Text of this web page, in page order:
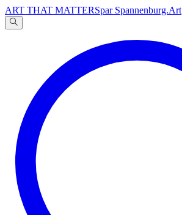
ART THAT MATTERSpar Spannenburg.Art